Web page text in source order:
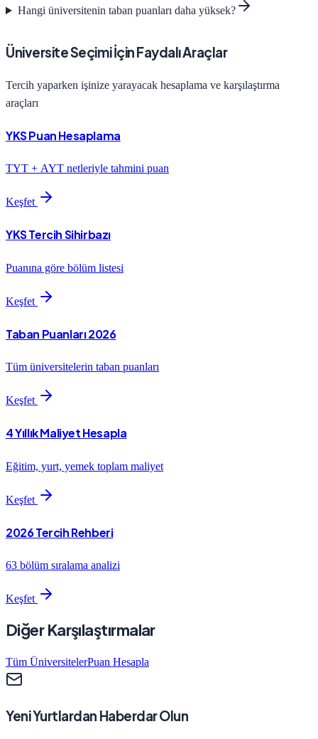
Hangi üniversitenin taban puanları daha yüksek?
Üniversite Seçimi İçin Faydalı Araçlar
Tercih yaparken işinize yarayacak hesaplama ve karşılaştırma
araçları
YKS Puan Hesaplama
TYT + AYT netleriyle tahmini puan
Keşfet
YKS Tercih Sihirbazı
Puanına göre bölüm listesi
Keşfet
Taban Puanları 2026
Tüm üniversitelerin taban puanları
Keşfet
4 Yıllık Maliyet Hesapla
Eğitim, yurt, yemek toplam maliyet
Keşfet
2026 Tercih Rehberi
63 bölüm sıralama analizi
Keşfet
Diğer Karşılaştırmalar
Tüm ÜniversitelerPuan Hesapla
Yeni Yurtlardan Haberdar Olun